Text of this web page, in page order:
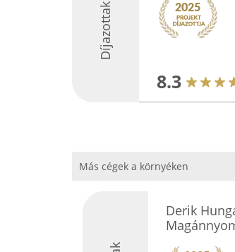
Díjazottak
8.3
Más cégek a környéken
Derik